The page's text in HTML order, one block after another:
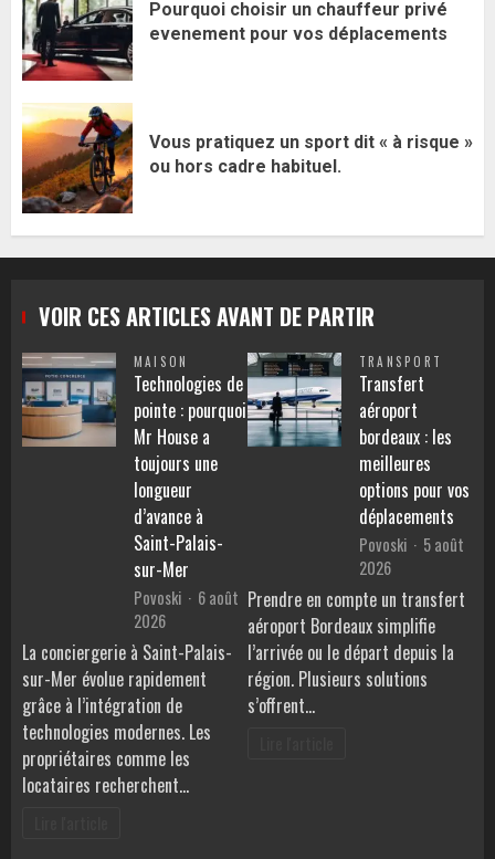
Pourquoi choisir un chauffeur privé
evenement pour vos déplacements
Vous pratiquez un sport dit « à risque »
ou hors cadre habituel.
VOIR CES ARTICLES AVANT DE PARTIR
MAISON
Technologies de
pointe : pourquoi
Mr House a
toujours une
longueur
d’avance à
Saint-Palais-
sur-Mer
Povoski
6 août
2026
La conciergerie à Saint-Palais-
sur-Mer évolue rapidement
grâce à l’intégration de
technologies modernes. Les
propriétaires comme les
locataires recherchent…
TRANSPORT
Transfert
aéroport
bordeaux : les
meilleures
options pour vos
déplacements
Povoski
5 août
2026
Prendre en compte un transfert
aéroport Bordeaux simplifie
l’arrivée ou le départ depuis la
région. Plusieurs solutions
s’offrent…